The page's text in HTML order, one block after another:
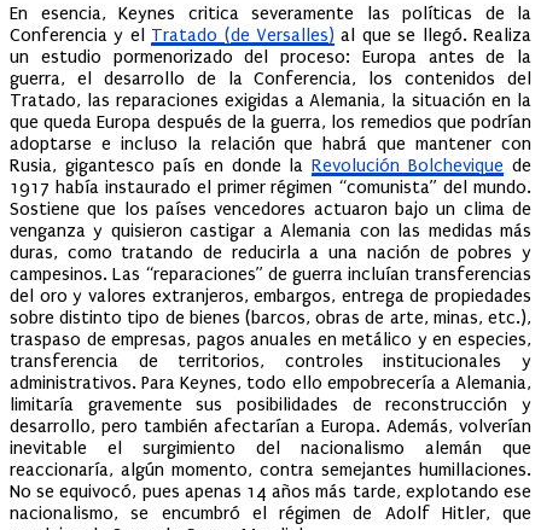
En esencia, Keynes critica severamente las políticas de la
Conferencia y el Tratado (de Versalles) al que se llegó. Realiza
un estudio pormenorizado del proceso: Europa antes de la
guerra, el desarrollo de la Conferencia, los contenidos del
Tratado, las reparaciones exigidas a Alemania, la situación en la
que queda Europa después de la guerra, los remedios que podrían
adoptarse e incluso la relación que habrá que mantener con
Rusia, gigantesco país en donde laRevolución Bolchevique de
1917 había instaurado el primer régimen “comunista” del mundo.
Sostiene que los países vencedores actuaron bajo un clima de
venganza y quisieron castigar a Alemania con las medidas más
duras, como tratando de reducirla a una nación de pobres y
campesinos. Las “reparaciones” de guerra incluían transferencias
del oro y valores extranjeros, embargos, entrega de propiedades
sobre distinto tipo de bienes (barcos, obras de arte, minas, etc.),
traspaso de empresas, pagos anuales en metálico y en especies,
transferencia de territorios, controles institucionales y
administrativos. Para Keynes, todo ello empobrecería a Alemania,
limitaría gravemente sus posibilidades de reconstrucción y
desarrollo, pero también afectarían a Europa. Además, volverían
inevitable el surgimiento del nacionalismo alemán que
reaccionaría, algún momento, contra semejantes humillaciones.
No se equivocó, pues apenas 14 años más tarde, explotando ese
nacionalismo, se encumbró el régimen de Adolf Hitler, que